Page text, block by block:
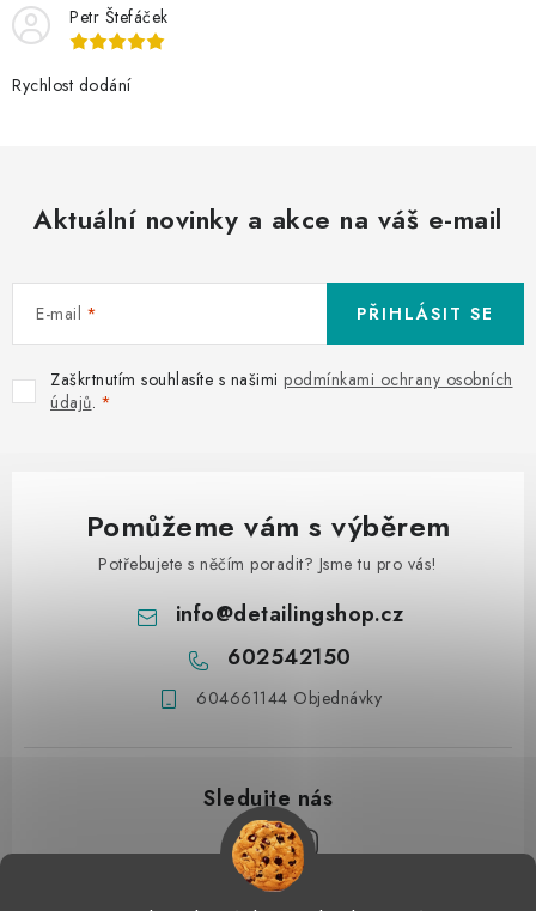
Petr Štefáček
Rychlost dodání
Aktuální novinky a akce na váš e-mail
E-mail
Zaškrtnutím souhlasíte s našimi podmínkami ochrany osobních
údajů.
PŘIHLÁSIT SE
Pomůžeme vám s výběrem
Potřebujete s něčím poradit? Jsme tu pro vás!
info@detailingshop.cz
602542150
604661144 Objednávky